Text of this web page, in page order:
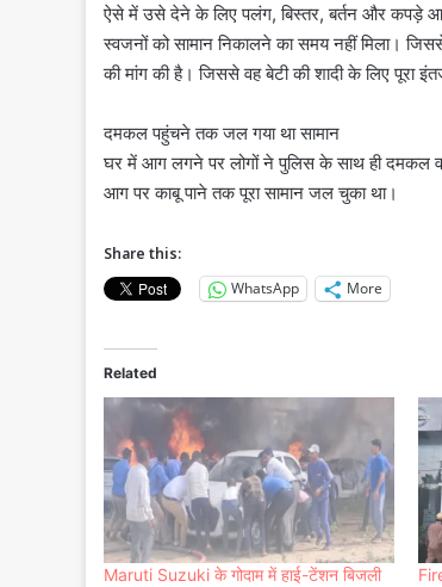
ऐसे में उसे देने के लिए पलंग, बिस्तर, बर्तन और कपड़े
स्वजनों को सामान निकालने का समय नहीं मिला।
की मांग की है। जिससे वह बेटी की शादी के लिए पूरा
दमकल पहुंचने तक जल गया था सामान
घर में आग लगने पर लोगों ने पुलिस के साथ ही दमकल
आग पर काबू पाने तक पूरा सामान जल चुका था।
Share this:
WhatsApp
More
Related
Maruti Suzuki के गोदाम में हाई-टेंशन बिजली